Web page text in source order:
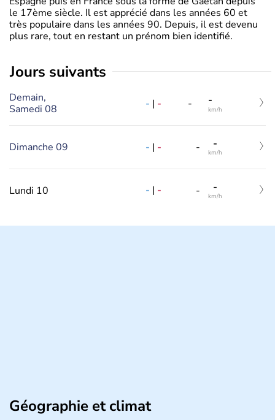
le 17ème siècle. Il est apprécié dans les années 60 et
très populaire dans les années 90. Depuis, il est devenu
plus rare, tout en restant un prénom bien identifié.
jours suivants
Demain,
Samedi 08
- | - - -
km/h
Dimanche 09 - | - - -
km/h
Lundi 10 - | - - -
km/h
Géographie et climat